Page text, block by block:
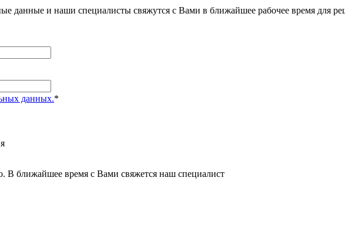
данные и наши специалисты свяжутся с Вами в ближайшее рабочее время для
данных.*
В ближайшее время с Вами свяжется наш специалист